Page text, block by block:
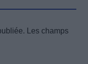
Les champs